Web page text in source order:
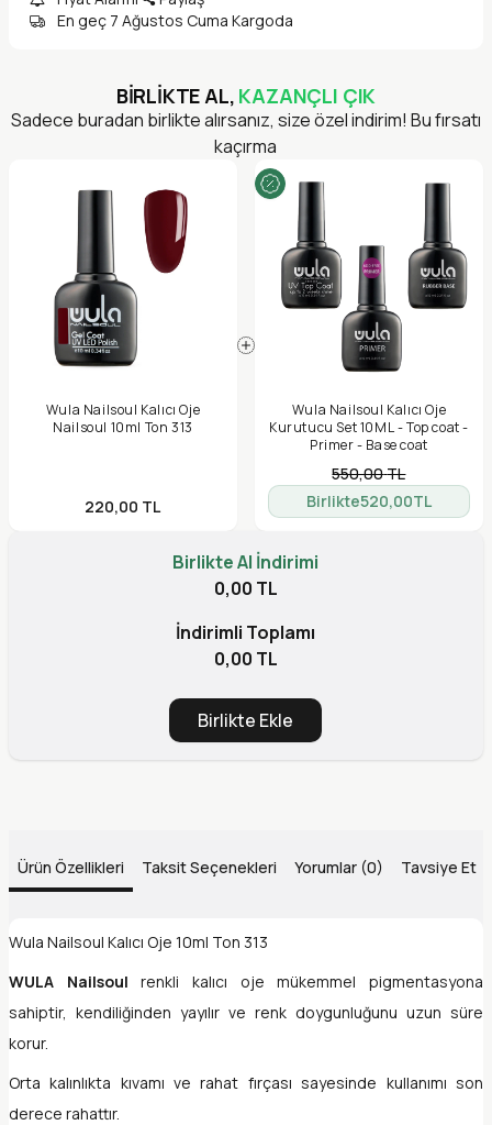
En geç 7 Ağustos Cuma Kargoda
BİRLİKTE AL, KAZANÇLI ÇIK
Sadece buradan birlikte alırsanız, size özel indirim! Bu fırsatı
kaçırma
Wula Nailsoul Kalıcı Oje
Nailsoul 10ml Ton 313
220,00 TL
Wula Nailsoul Kalıcı Oje
Kurutucu Set 10ML - Top coat -
Primer - Base coat
550,00TL
Birlikte520,00TL
Birlikte Al İndirimi
0,00 TL
İndirimli Toplamı
0,00 TL
Birlikte Ekle
Ürün Özellikleri Taksit Seçenekleri Yorumlar (0) Tavsiye Et
Wula Nailsoul Kalıcı Oje 10ml Ton 313
WULA Nailsoul renkli kalıcı oje mükemmel pigmentasyona
sahiptir, kendiliğinden yayılır ve renk doygunluğunu uzun süre
korur.
Orta kalınlıkta kıvamı ve rahat fırçası sayesinde kullanımı son
derece rahattır.